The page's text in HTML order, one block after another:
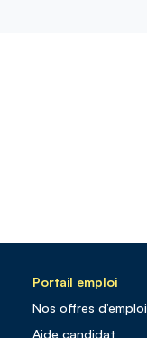
Portail emploi
Nos offres d’emploi
Aide candidat